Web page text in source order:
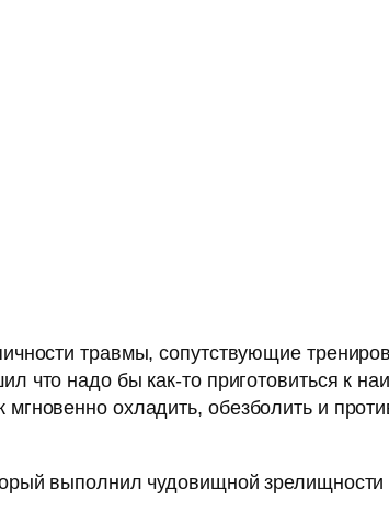
травмы, сопутствующие
что надо бы как-то приготовиться к
охладить, обезболить и
выполнил чудовищной